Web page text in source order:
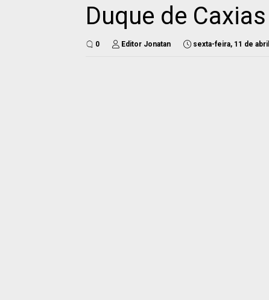
Duque de Caxias
0 Editor Jonatan sexta-feira, 11 de